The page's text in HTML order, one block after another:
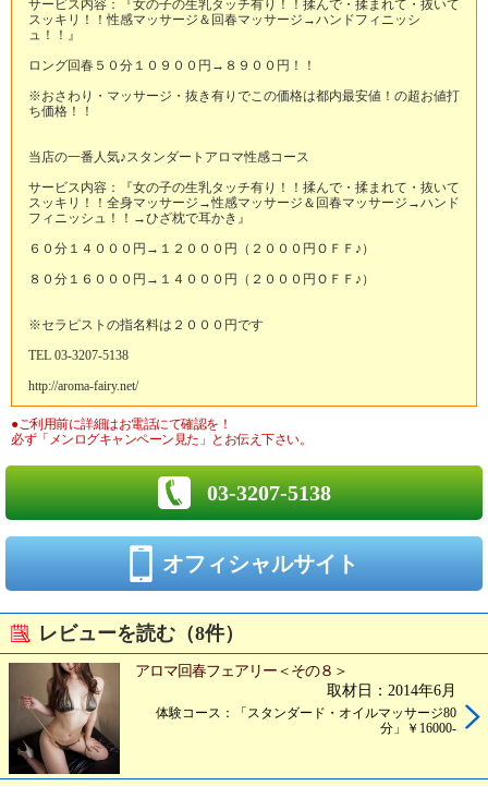
サービス内容：『女の子の生乳タッチ有り！！揉んで・揉まれて・抜いて
スッキリ！！性感マッサージ＆回春マッサージ→ハンドフィニッシ
ュ！！』
ロング回春５０分１０９００円→８９００円！！
※おさわり・マッサージ・抜き有りでこの価格は都内最安値！の超お値打
ち価格！！
当店の一番人気♪スタンダートアロマ性感コース
サービス内容：『女の子の生乳タッチ有り！！揉んで・揉まれて・抜いて
スッキリ！！全身マッサージ→性感マッサージ＆回春マッサージ→ハンド
フィニッシュ！！→ひざ枕で耳かき』
６０分１４０００円→１２０００円（２０００円ＯＦＦ♪）
８０分１６０００円→１４０００円（２０００円ＯＦＦ♪）
※セラピストの指名料は２０００円です
TEL 03-3207-5138
http://aroma-fairy.net/
●ご利用前に詳細はお電話にて確認を！
必ず「メンログキャンペーン見た」とお伝え下さい。
03-3207-5138
オフィシャルサイト
レビューを読む（8件）
アロマ回春フェアリー＜その８＞
取材日：2014年6月
体験コース：「スタンダード・オイルマッサージ80
分」￥16000-